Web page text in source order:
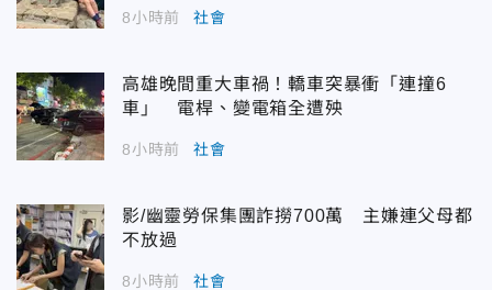
8小時前 社會
高雄晚間重大車禍！轎車突暴衝「連撞6
車」 電桿、變電箱全遭殃
8小時前 社會
影/幽靈勞保集團詐撈700萬 主嫌連父母都
不放過
8小時前 社會